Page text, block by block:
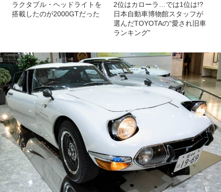
ラクタブル・ヘッドライトを
搭載したのが2000GTだった
2位はカローラ…では1位は!?
日本自動車博物館スタッフが
選んだTOYOTAの“愛され旧車
ランキング”